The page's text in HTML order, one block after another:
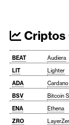
Criptos
BEAT Audiera
LIT
Lighter
ADA
Cardano
BSV
Bitcoin
ENA
Ethena
ZRO